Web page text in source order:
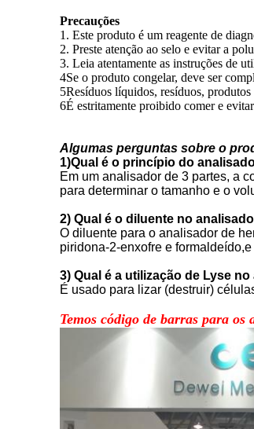
Precauções
1. Este produto é um reagente de
2. Preste atenção ao selo e evitar a
3. Leia atentamente as instruções de
4Se o produto congelar, deve ser
5Resíduos líquidos, resíduos,
6É estritamente proibido comer e
Algumas perguntas sobre o
1)Qual é o princípio do
Em um analisador de 3 partes, a
para determinar o tamanho e o
2) Qual é o diluente no
O diluente para o analisador de
piridona-2-enxofre e
3) Qual é a utilização de Lyse
É usado para lizar (destruir)
Temos código de barras para